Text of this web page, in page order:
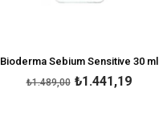
Bioderma Sebium Sensitive 30 ml
₺1.441,19
₺1.489,00